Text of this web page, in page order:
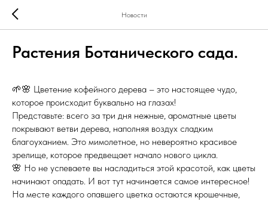
Новости
Растения Ботанического сада.
🌱🌸 Цветение кофейного дерева – это настоящее чудо,
которое происходит буквально на глазах!
Представьте: всего за три дня нежные, ароматные цветы
покрывают ветви дерева, наполняя воздух сладким
благоуханием. Это мимолетное, но невероятно красивое
зрелище, которое предвещает начало нового цикла.
🌸 Но не успеваете вы насладиться этой красотой, как цветы
начинают опадать. И вот тут начинается самое интересное!
На месте каждого опавшего цветка остаются крошечные,